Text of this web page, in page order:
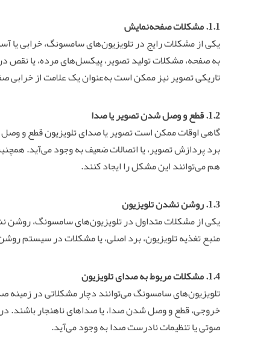
1.1. مشکلات صفحه‌نمایش
یکی از مشکلات رایج در تلویزیون‌های سامسونگ، خرابی
به صفحه، مشکلات تولید تصویر، پیکسل‌های مرده، یا نقص
تاریکی تصویر نیز ممکن است به‌عنوان یک علامت از
1.2. قطع و وصل شدن تصویر یا صدا
گاهی اوقات ممکن است تصویر یا صدای تلویزیون قطع و
هم می‌توانند این مشکل را ایجاد کنند.
1.3. روشن نشدن تلویزیون
یکی از مشکلات متداول در تلویزیون‌های سامسونگ،
منبع تغذیه تلویزیون، برد اصلی، یا مشکلات در سیستم
1.4. مشکلات مربوط به صدای تلویزیون
تلویزیون‌های سامسونگ می‌توانند دچار مشکلاتی در
خروجی، قطع و وصل شدن صدا، یا صداهای ناهنجار باشند.
صوتی یا تنظیمات نادرست صدا به وجود می‌آید.